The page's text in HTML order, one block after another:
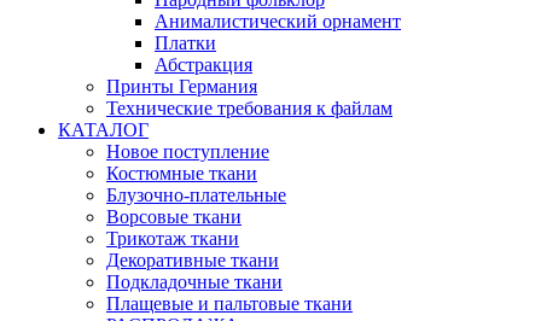
Анималистический орнамент
Платки
Абстракция
Принты Германия
Технические требования к файлам
КАТАЛОГ
Новое поступление
Костюмные ткани
Блузочно-плательные
Ворсовые ткани
Трикотаж ткани
Декоративные ткани
Подкладочные ткани
Плащевые и пальтовые ткани